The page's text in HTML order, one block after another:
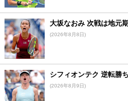
大坂なおみ 次戦は地元
(2026年8月8日)
シフィオンテク 逆転勝
(2026年8月9日)